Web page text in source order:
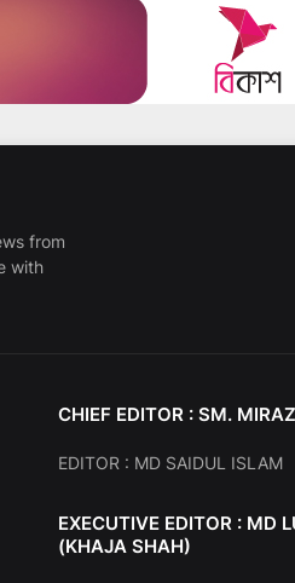
from
with
CHIEF EDITOR : SM.
EDITOR : MD SAIDUL ISLAM
EXECUTIVE EDITOR : MD
(KHAJA SHAH)